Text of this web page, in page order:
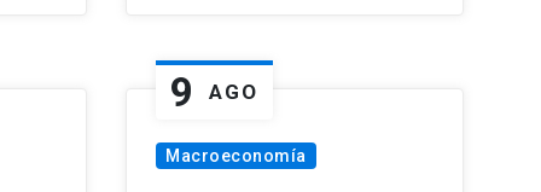
9 AGO
Macroeconomía